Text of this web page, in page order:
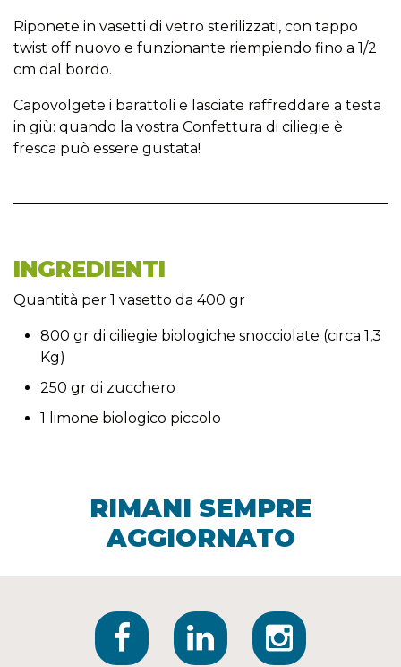
Riponete in vasetti di vetro sterilizzati, con tappo
twist off nuovo e funzionante riempiendo fino a 1/2
cm dal bordo.
Capovolgete i barattoli e lasciate raffreddare a testa
in giù: quando la vostra Confettura di ciliegie è
fresca può essere gustata!
INGREDIENTI
Quantità per 1 vasetto da 400 gr
800 gr di ciliegie biologiche snocciolate (circa 1,3
Kg)
250 gr di zucchero
1 limone biologico piccolo
RIMANI SEMPRE
AGGIORNATO